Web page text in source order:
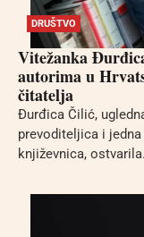
DRUŠTVO
Vitežanka
autorima u
čitatelja
Đurđica Čilić,
prevoditeljica i
književnica,